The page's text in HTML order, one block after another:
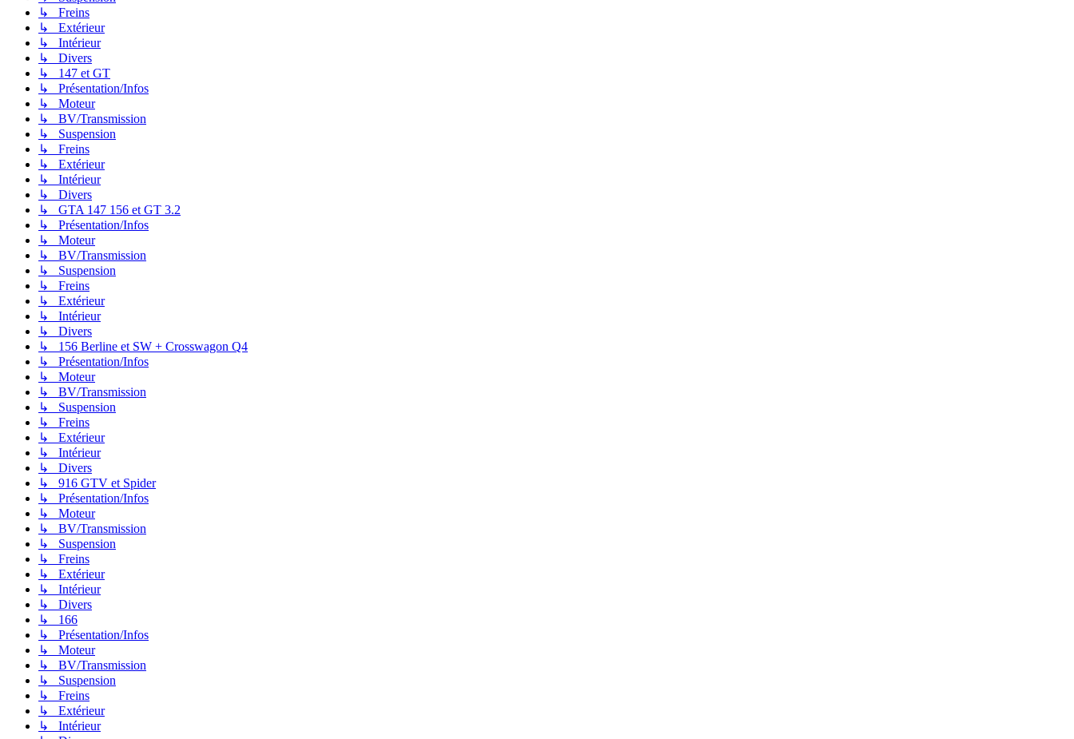
↳ Freins
↳ Extérieur
↳ Intérieur
↳ Divers
↳ 147 et GT
↳ Présentation/Infos
↳ Moteur
↳ BV/Transmission
↳ Suspension
↳ Freins
↳ Extérieur
↳ Intérieur
↳ Divers
↳ GTA 147 156 et GT 3.2
↳ Présentation/Infos
↳ Moteur
↳ BV/Transmission
↳ Suspension
↳ Freins
↳ Extérieur
↳ Intérieur
↳ Divers
↳ 156 Berline et SW + Crosswagon Q4
↳ Présentation/Infos
↳ Moteur
↳ BV/Transmission
↳ Suspension
↳ Freins
↳ Extérieur
↳ Intérieur
↳ Divers
↳ 916 GTV et Spider
↳ Présentation/Infos
↳ Moteur
↳ BV/Transmission
↳ Suspension
↳ Freins
↳ Extérieur
↳ Intérieur
↳ Divers
↳ 166
↳ Présentation/Infos
↳ Moteur
↳ BV/Transmission
↳ Suspension
↳ Freins
↳ Extérieur
↳ Intérieur